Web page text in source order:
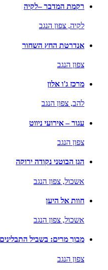
רקמת המדבר –לקיה
לקיה, צפון הנגב
אנדרטת החץ השחור
צפון הנגב
מרכז ג'ו אלון
להב, צפון הנגב
עגור – אירועי ניווט
צפון הנגב
הגן הבוטני נקודה ירוקה
אשכול, צפון הנגב
חוות אל היען
אשכול, צפון הנגב
מבוך מרים: בשביל
צפון הנגב